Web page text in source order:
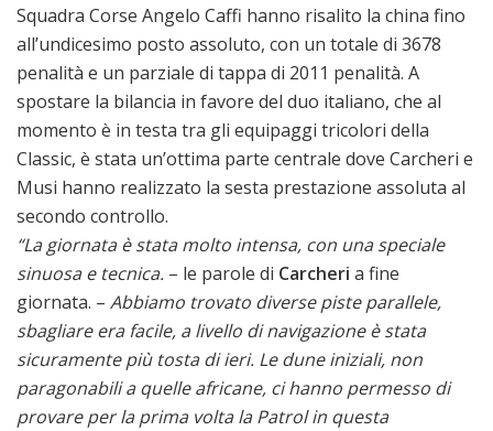
Squadra Corse Angelo Caffi hanno risalito la china fino
all’undicesimo posto assoluto, con un totale di 3678
penalità e un parziale di tappa di 2011 penalità. A
spostare la bilancia in favore del duo italiano, che al
momento è in testa tra gli equipaggi tricolori della
Classic, è stata un’ottima parte centrale dove Carcheri e
Musi hanno realizzato la sesta prestazione assoluta al
secondo controllo.
“La giornata è stata molto intensa, con una speciale
sinuosa e tecnica. – le parole di Carcheri a fine
giornata. – Abbiamo trovato diverse piste parallele,
sbagliare era facile, a livello di navigazione è stata
sicuramente più tosta di ieri. Le dune iniziali, non
paragonabili a quelle africane, ci hanno permesso di
provare per la prima volta la Patrol in questa